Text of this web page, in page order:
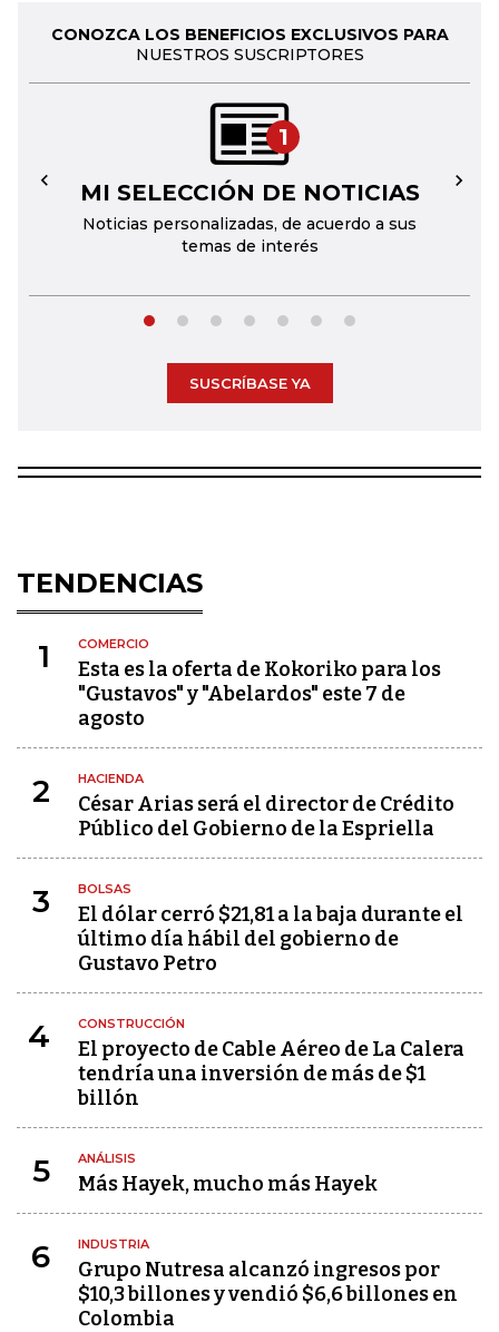
CONOZCA LOS BENEFICIOS EXCLUSIVOS PARA
NUESTROS SUSCRIPTORES
1
MI SELECCIÓN DE NOTICIAS
Noticias personalizadas, de acuerdo a sus
temas de interés
← →
SUSCRÍBASE YA
TENDENCIAS
1 COMERCIO
Esta es la oferta de Kokoriko para los
"Gustavos" y "Abelardos" este 7 de
agosto
2 HACIENDA
César Arias será el director de Crédito
Público del Gobierno de la Espriella
3 BOLSAS
El dólar cerró $21,81 a la baja durante el
último día hábil del gobierno de
Gustavo Petro
4 CONSTRUCCIÓN
El proyecto de Cable Aéreo de La Calera
tendría una inversión de más de $1
billón
5 ANÁLISIS
Más Hayek, mucho más Hayek
6 INDUSTRIA
Grupo Nutresa alcanzó ingresos por
$10,3 billones y vendió $6,6 billones en
Colombia